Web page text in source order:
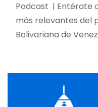
Podcast | Entérate
más relevantes del
Bolivariana de